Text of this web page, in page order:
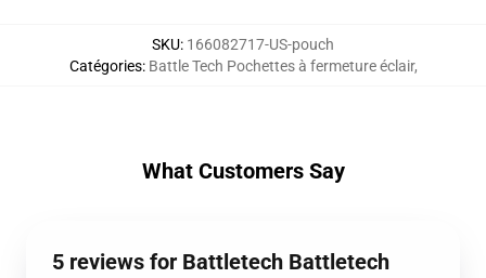
SKU: 166082717-US-pouch
Catégories: Battle Tech Pochettes à fermeture éclair,
What Customers Say
5 reviews for Battletech Battletech